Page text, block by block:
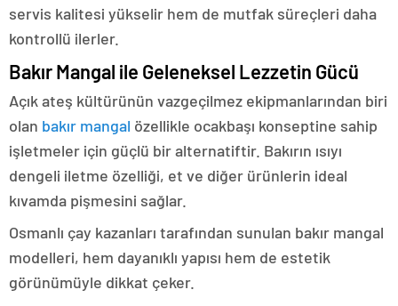
servis kalitesi yükselir hem de mutfak süreçleri daha
kontrollü ilerler.
Bakır Mangal ile Geleneksel Lezzetin Gücü
Açık ateş kültürünün vazgeçilmez ekipmanlarından biri
olan bakır mangal özellikle ocakbaşı konseptine sahip
işletmeler için güçlü bir alternatiftir. Bakırın ısıyı
dengeli iletme özelliği, et ve diğer ürünlerin ideal
kıvamda pişmesini sağlar.
Osmanlı çay kazanları tarafından sunulan bakır mangal
modelleri, hem dayanıklı yapısı hem de estetik
görünümüyle dikkat çeker.